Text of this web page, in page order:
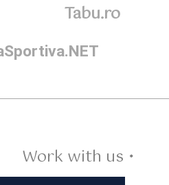
Tabu.ro
Work with us •